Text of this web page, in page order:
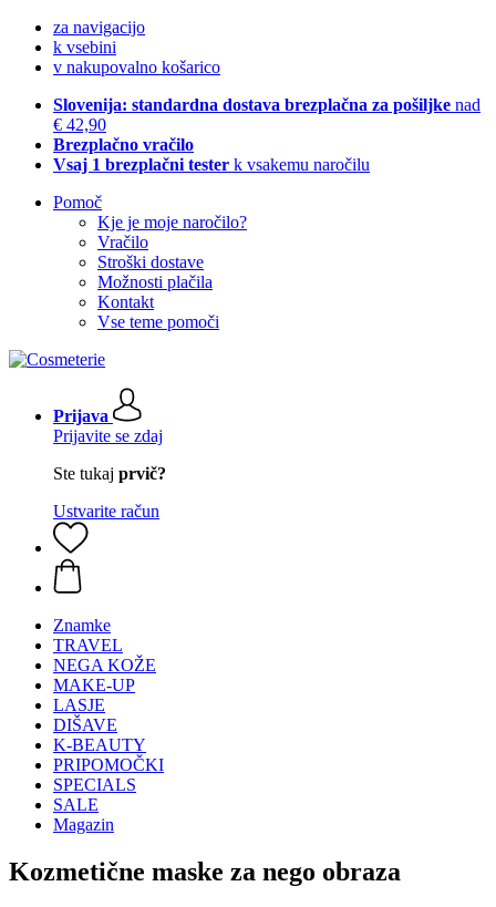
za navigacijo
k vsebini
v nakupovalno košarico
Slovenija: standardna dostava brezplačna za pošiljke nad
€ 42,90
Brezplačno vračilo
Vsaj 1 brezplačni tester k vsakemu naročilu
Pomoč
Kje je moje naročilo?
Vračilo
Stroški dostave
Možnosti plačila
Kontakt
Vse teme pomoči
Prijava
Prijavite se zdaj
Ste tukaj prvič?
Ustvarite račun
Znamke
TRAVEL
NEGA KOŽE
MAKE-UP
LASJE
DIŠAVE
K-BEAUTY
PRIPOMOČKI
SPECIALS
SALE
Magazin
Kozmetične maske za nego obraza